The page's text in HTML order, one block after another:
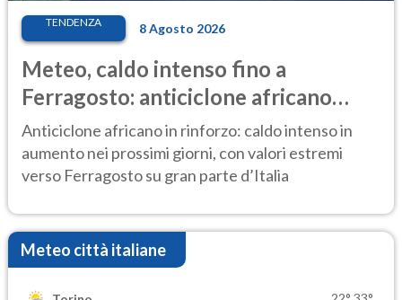
TENDENZA 8 Agosto 2026
Meteo, caldo intenso fino a
Ferragosto: anticiclone africano
ancora protagonista
Anticiclone africano in rinforzo: caldo intenso in
aumento nei prossimi giorni, con valori estremi
verso Ferragosto su gran parte d’Italia
Meteo città italiane